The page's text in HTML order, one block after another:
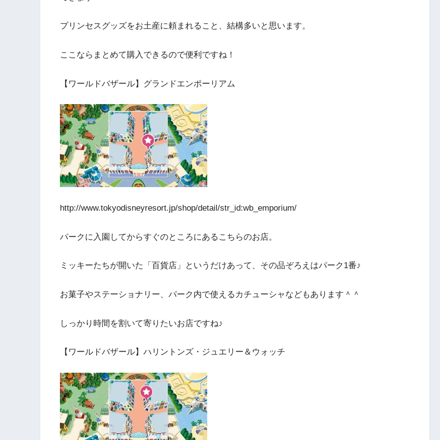
プリンセスグッズをお土産に頼まれること、結構多いと思います。
ここならまとめて購入できるので便利ですね！
【ワールドバザール】グランドエンポーリアム
http://www.tokyodisneyresort.jp/shop/detail/str_id:wb_emporium/
パークに入園してからすぐのところにあるこちらのお店。
ミッキーたちが開いた「百貨店」というだけあって、その品ぞろえはパーク1番♪
お菓子やステーショナリー、パーク内で使えるカチューシャなどもあります＾＾
しっかり時間を割いて寄りたいお店ですね♪
【ワールドバザール】ハリントンズ・ジュエリー＆ウォッチ